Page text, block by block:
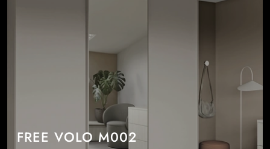
FREE VOLO M002